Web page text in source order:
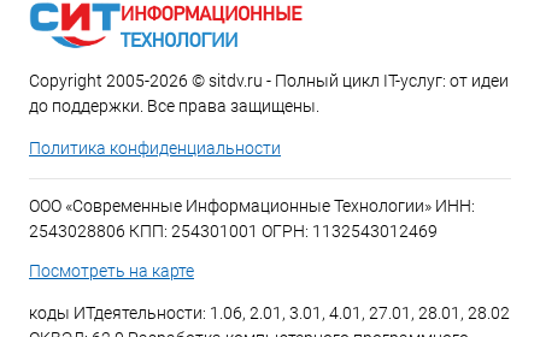
Copyright 2005-2026 © sitdv.ru - Полный цикл IT-услуг: от идеи
до поддержки. Все права защищены.
Политика конфиденциальности
ООО «Современные Информационные Технологии» ИНН:
2543028806 КПП: 254301001 ОГРН: 1132543012469
Посмотреть на карте
коды ИТдеятельности: 1.06, 2.01, 3.01, 4.01, 27.01, 28.01, 28.02